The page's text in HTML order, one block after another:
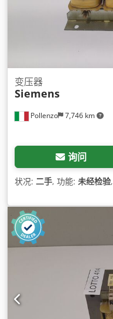
Pollenzo 7,746 km
变压器
Siemens
询问
状况: 二手, 功能: 未经检验,